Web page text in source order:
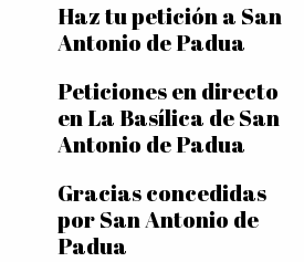
Haz tu petición a San
Antonio de Padua
Peticiones en directo
en La Basílica de San
Antonio de Padua
Gracias concedidas
por San Antonio de
Padua